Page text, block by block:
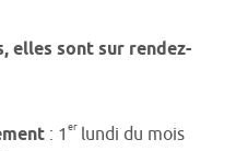
elles sont sur rendez-
: 1 er lundi du mois